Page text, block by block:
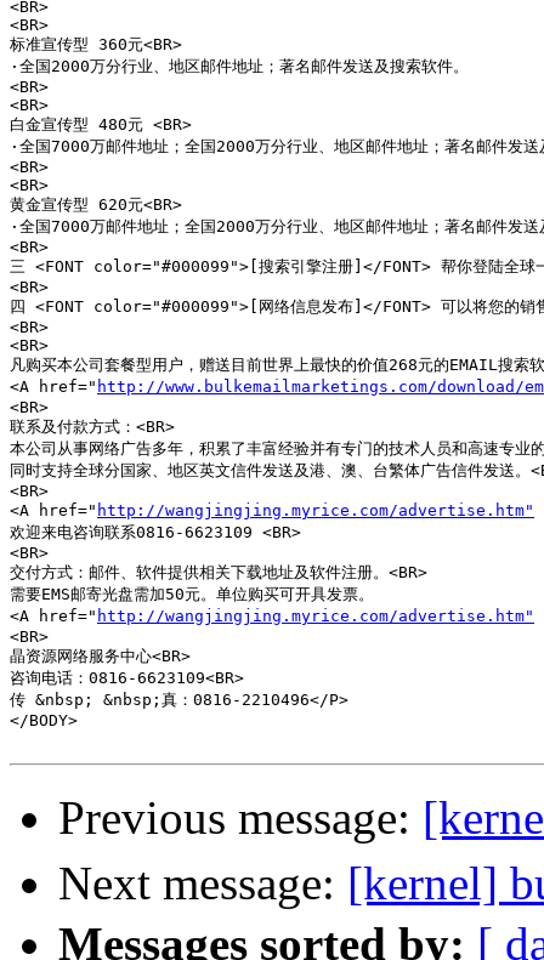
<BR>
<BR>
标准宣传型 360元<BR>
·全国2000万分行业、地区邮件地址；著名邮件发送及搜索软件。
<BR>
<BR>
白金宣传型 480元 <BR>
·全国7000万邮件地址；全国2000万分行业、地区邮件地址；著名邮件发送
<BR>
<BR>
黄金宣传型 620元<BR>
·全国7000万邮件地址；全国2000万分行业、地区邮件地址；著名邮件发
<BR>
三 <FONT color="#000099">[搜索引擎注册]</FONT> 帮你登陆全球一
<BR>
四 <FONT color="#000099">[网络信息发布]</FONT> 可以将您的销售
<BR>
<BR>
凡购买本公司套餐型用户，赠送目前世界上最快的价值268元的EMAIL搜索
<A href=" http://www.bulkemailmarketings.com/download/
<BR>
联系及付款方式：<BR>
本公司从事网络广告多年，积累了丰富经验并有专门的技术人员和高速专
同时支持全球分国家、地区英文信件发送及港、澳、台繁体广告信件发送。
<BR>
<A href=" http://wangjingjing.myrice.com/advertise.htm"
欢迎来电咨询联系0816-6623109 <BR>
<BR>
交付方式：邮件、软件提供相关下载地址及软件注册。<BR>
需要EMS邮寄光盘需加50元。单位购买可开具发票。
<A href=" http://wangjingjing.myrice.com/advertise.htm"
<BR>
晶资源网络服务中心<BR>
咨询电话：0816-6623109<BR>
传 &nbsp; &nbsp;真：0816-2210496</P>
</BODY>
Previous message:
Next message: [kernel]
Messages sorted by: [